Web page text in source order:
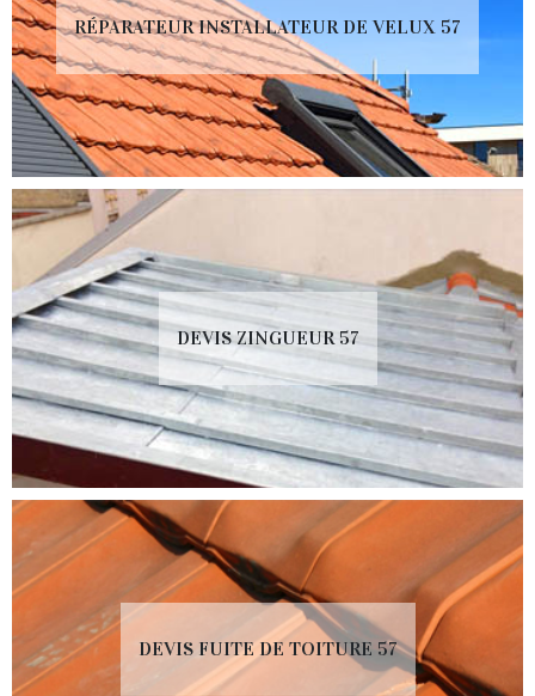
RÉPARATEUR INSTALLATEUR DE VELUX 57
DEVIS ZINGUEUR 57
DEVIS FUITE DE TOITURE 57